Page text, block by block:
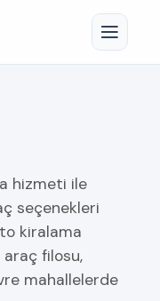
hizmeti ile
seçenekleri
kiralama
araç filosu,
mahallelerde